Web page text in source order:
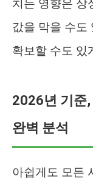
치는 영향은 상
값을 막을 수도
확보할 수도 있
2026년 기준
완벽 분석
아쉽게도 모든